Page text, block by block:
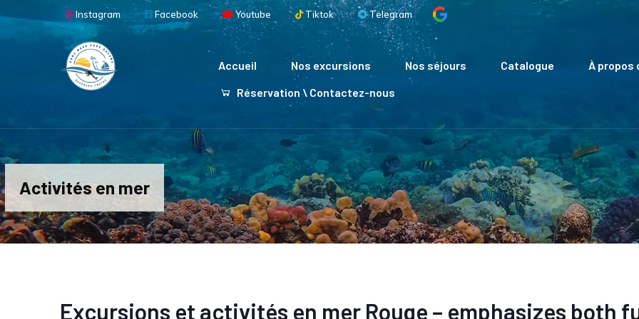
Aller au contenu principal
Instagram Facebook Youtube Tiktok
Telegram
Main navigation
Accueil Nos excursions Nos séjours Catalogue
À propos
Réservation \ Contactez-nous
Activités en mer
Excursions et activités en mer Rouge – emphasizes both